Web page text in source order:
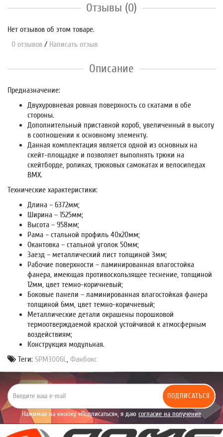
Отзывы (0)
Нет отзывов об этом товаре.
0 отзывов / Написать отзыв
Описание
Предназначение:
Двухуровневая ровная поверхность со скатами в обе
стороны.
Дополнительный приставной короб, увеличенный в высоту
в соотношении к основному элементу.
Данная комплектация является одной из основных на
скейт-площадке и позволяет выполнять трюки на
скейтборде, роликах, трюковых самокатах и велосипедах
BMX.
Технические характеристики:
Длина – 6372мм;
Ширина – 1525мм;
Высота – 958мм;
Рама – стальной профиль 40х20мм;
Окантовка – стальной уголок 50мм;
Заезд – металлический лист толщиной 3мм;
Рабочие поверхности – ламинированная влагостойка
фанера, имеющая противоскользящее теснение, толщиной
12мм, цвет темно-коричневый;
Боковые панели – ламинированная влагостойкая фанера
толщиной 6мм, цвет темно-коричневый;
Металлические детали окрашены порошковой
термоотверждаемой краской устойчивой к атмосферным
воздействиям;
Конструкция модульная.
Теги: SPM3006L, Фанбокс
ПОДПИСАТЬСЯ
Нажимая на кнопку «Подписаться», я даю согласие на получение
уведомлений рекламного характера.